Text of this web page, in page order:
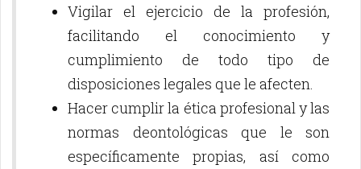
Vigilar el ejercicio de la profesión,
facilitando el conocimiento y
cumplimiento de todo tipo de
disposiciones legales que le afecten.
Hacer cumplir la ética profesional y las
normas deontológicas que le son
específicamente propias, así como